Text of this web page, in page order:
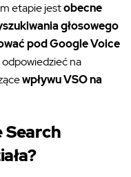
etapie jestobecne
głosowego
pod Google Voice
na
wpływu VSO na
Search